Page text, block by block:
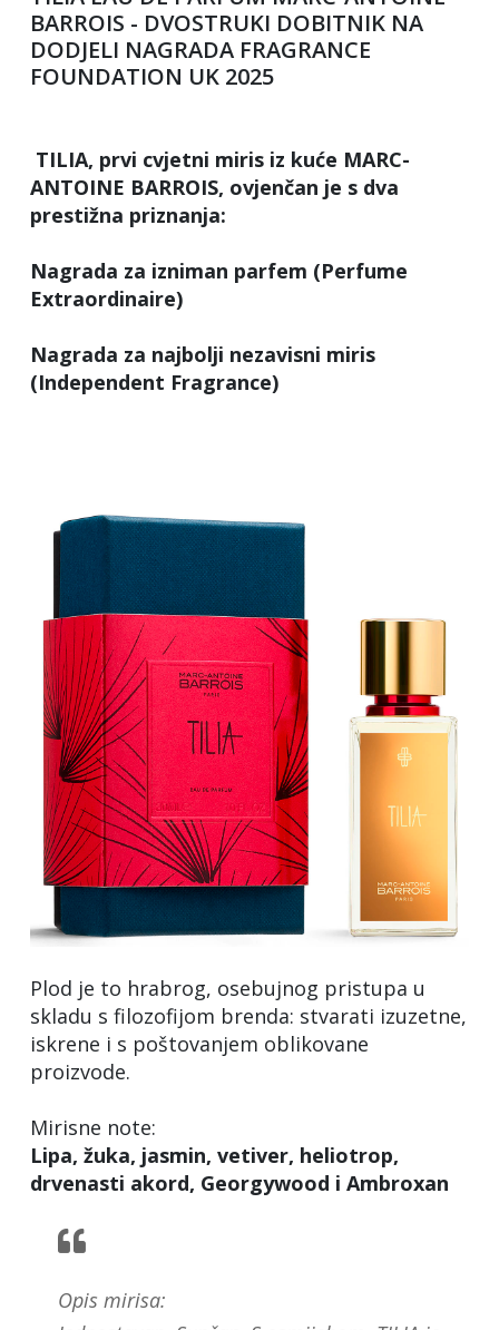
BARROIS - DVOSTRUKI DOBITNIK NA
DODJELI NAGRADA FRAGRANCE
FOUNDATION UK 2025
TILIA, prvi cvjetni miris iz kuće MARC-
ANTOINE BARROIS, ovjenčan je s dva
prestižna priznanja:
Nagrada za izniman parfem (Perfume
Extraordinaire)
Nagrada za najbolji nezavisni miris
(Independent Fragrance)
Plod je to hrabrog, osebujnog pristupa u
skladu s filozofijom brenda: stvarati izuzetne,
iskrene i s poštovanjem oblikovane
proizvode.
Mirisne note:
Lipa, žuka, jasmin, vetiver, heliotrop,
drvenasti akord, Georgywood i Ambroxan
Opis mirisa: